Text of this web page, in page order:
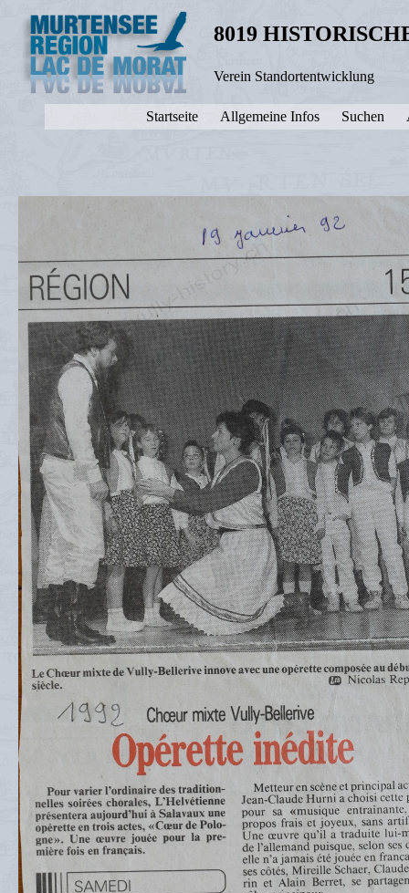
8019
Verein Standortentwicklung
Startseite Allgemeine Infos Suchen